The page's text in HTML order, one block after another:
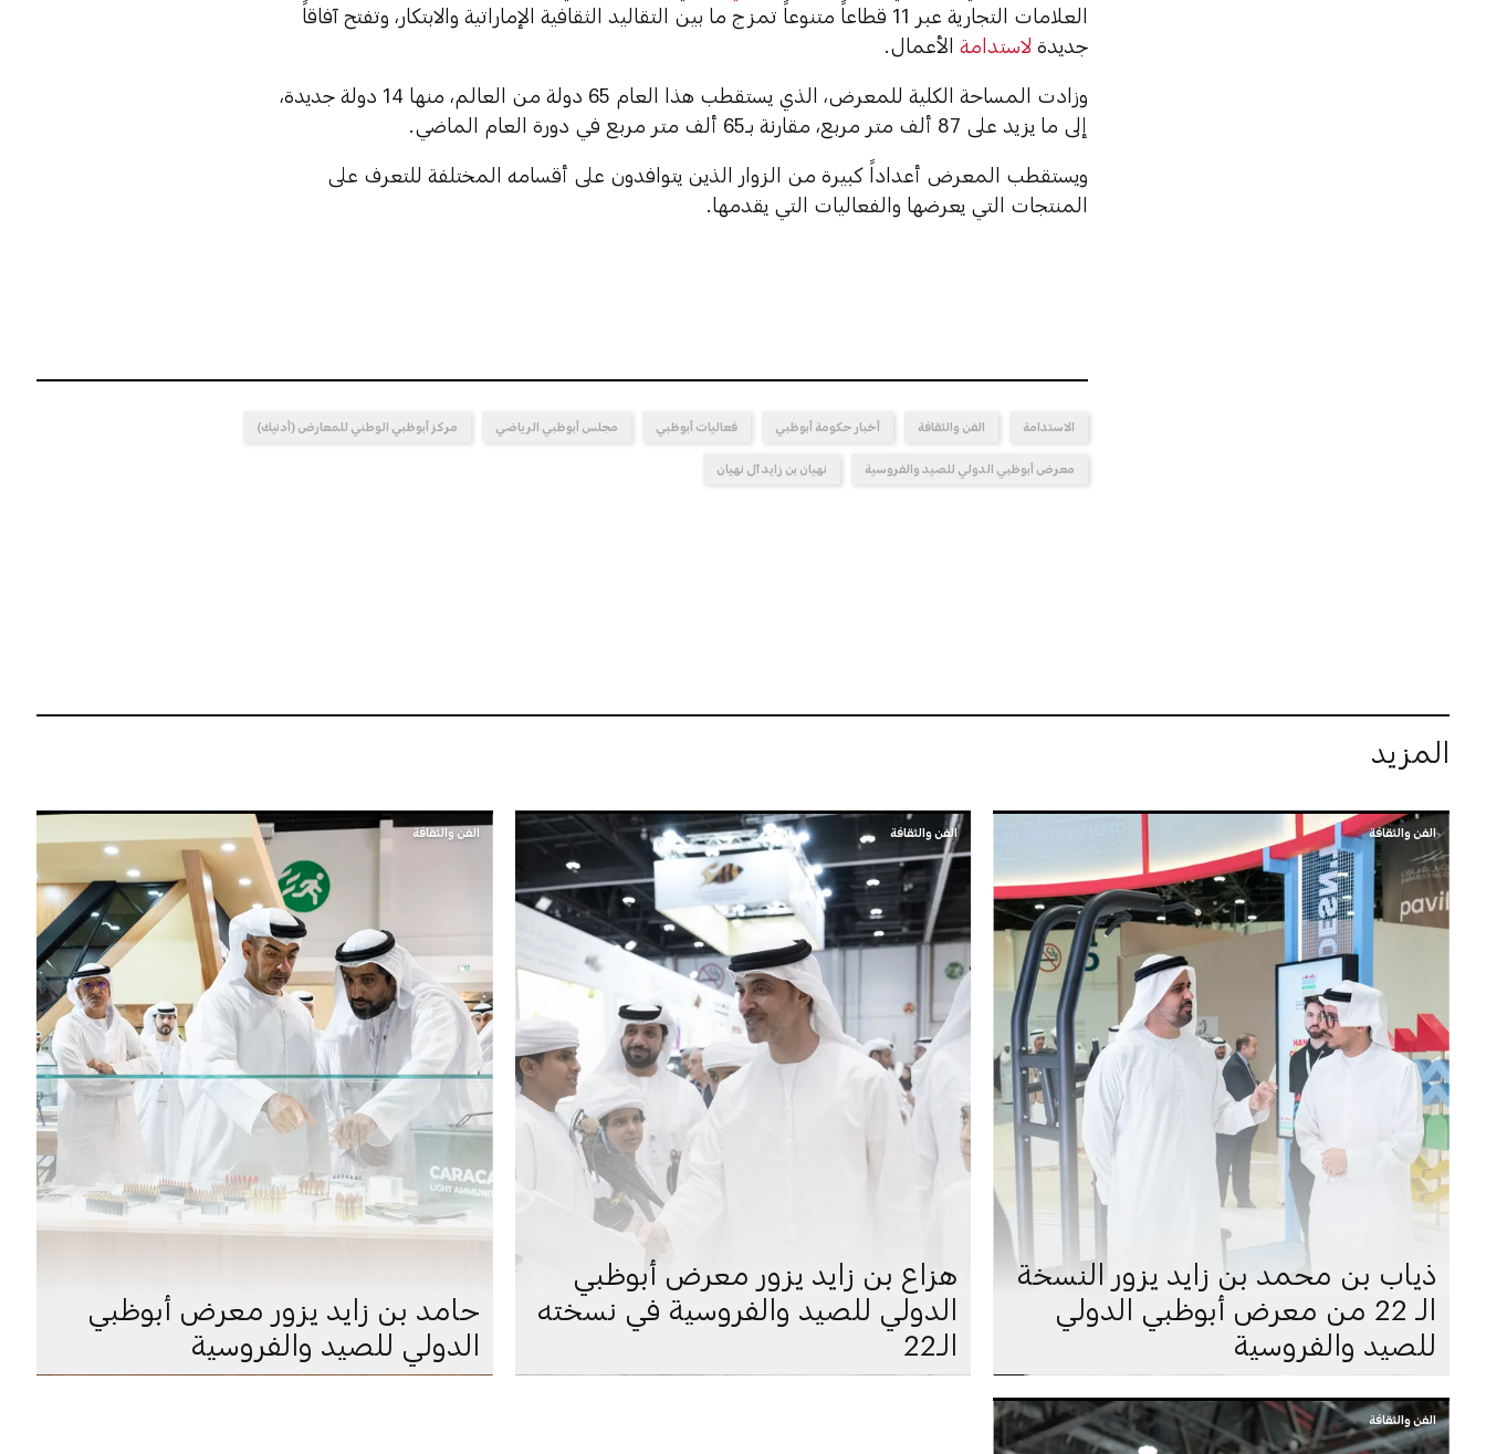
العلامات التجارية عبر 11 قطاعاً متنوعاً تمزج ما بين التقاليد الثقافية الإماراتية والابتكار، وتفتح آفاقاً
جديدة لاستدامة الأعمال.
وزادت المساحة الكلية للمعرض، الذي يستقطب هذا العام 65 دولة من العالم، منها 14 دولة جديدة،
إلى ما يزيد على 87 ألف متر مربع، مقارنة بـ65 ألف متر مربع في دورة العام الماضي.
ويستقطب المعرض أعداداً كبيرة من الزوار الذين يتوافدون على أقسامه المختلفة للتعرف على
المنتجات التي يعرضها والفعاليات التي يقدمها.
الاستدامة الفن والثقافة أخبار حكومة أبوظبي فعاليات أبوظبي مجلس أبوظبي الرياضي مركز أبوظبي الوطني للمعارض (أدنيك)
معرض أبوظبي الدولي للصيد والفروسية نهيان بن زايد آل نهيان
المزيد
الفن والثقافة
ذياب بن محمد بن زايد يزور النسخة
الـ 22 من معرض أبوظبي الدولي
للصيد والفروسية
الفن والثقافة
هزاع بن زايد يزور معرض أبوظبي
الدولي للصيد والفروسية في نسخته
الـ22
الفن والثقافة
حامد بن زايد يزور معرض أبوظبي
الدولي للصيد والفروسية
الفن والثقافة